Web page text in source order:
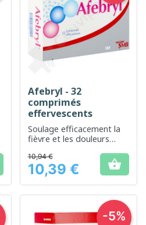
Afebryl - 32
comprimés
effervescents
Soulage efficacement la
fièvre et les douleurs
Prix
10,94 €
10,39 € 
-5%